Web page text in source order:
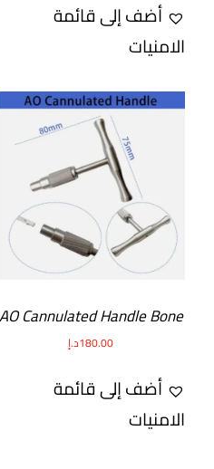
أضف إلى قائمة
الامنيات
AO Cannulated Handle Bone
Drill
180.00د.إ
أضف إلى قائمة
الامنيات